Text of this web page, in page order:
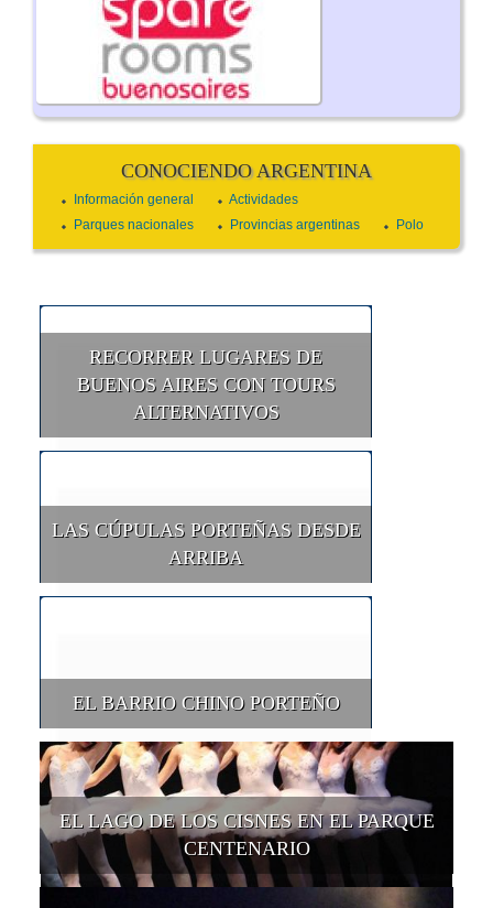
CONOCIENDO ARGENTINA
Información general
Actividades
Parques nacionales
Provincias argentinas Polo
RECORRER LUGARES DE
BUENOS AIRES CON TOURS
ALTERNATIVOS
LAS CÚPULAS PORTEÑAS DESDE
ARRIBA
EL BARRIO CHINO PORTEÑO
EL LAGO DE LOS CISNES EN EL PARQUE
CENTENARIO